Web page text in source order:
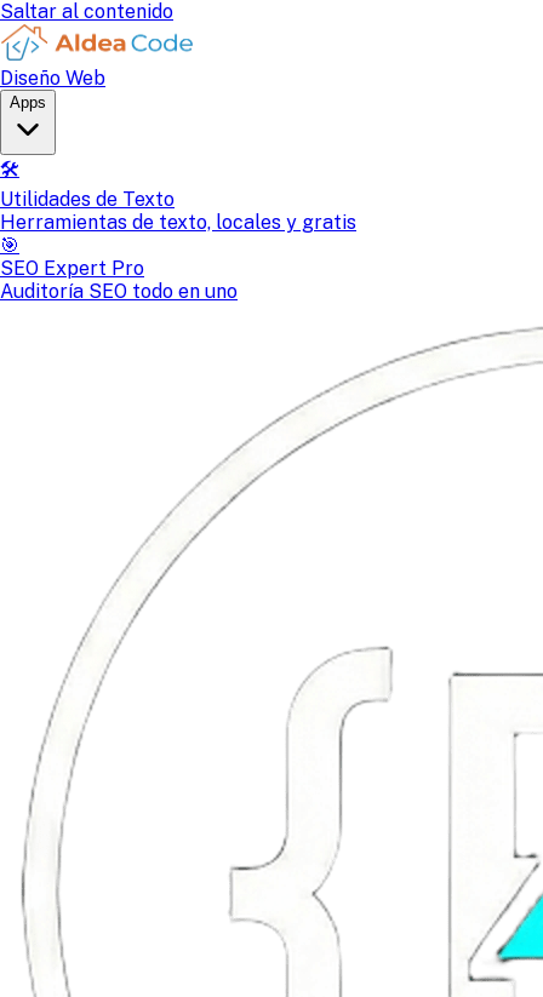
Saltar al contenido
Diseño Web
Apps
🛠️
Utilidades de Texto
Herramientas de texto, locales y gratis
🎯
SEO Expert Pro
Auditoría SEO todo en uno